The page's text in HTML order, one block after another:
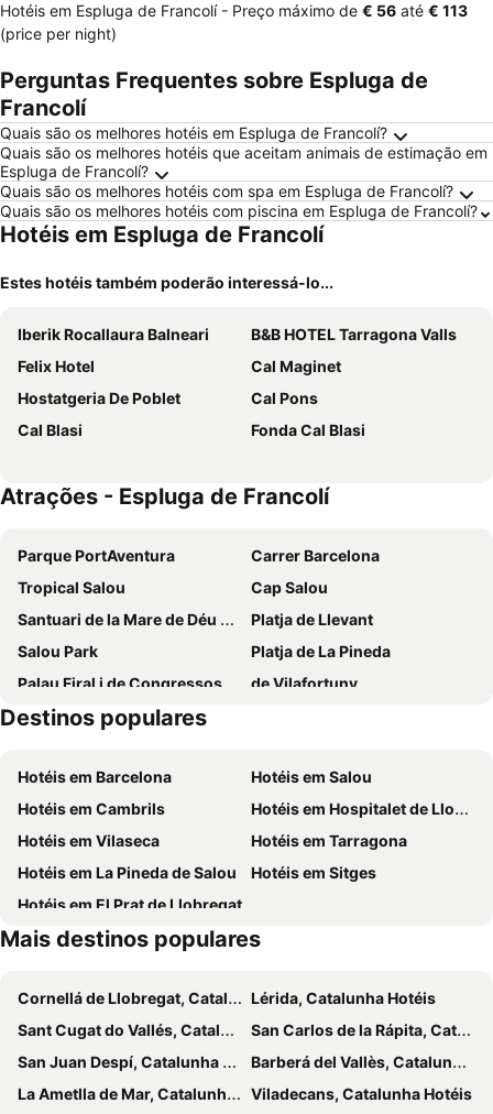
Hotéis em Espluga de Francolí - Preço máximo de ‎€ 56 até ‎€ 113
(price per night)
Perguntas Frequentes sobre Espluga de
Francolí
Quais são os melhores hotéis em Espluga de Francolí?
Quais são os melhores hotéis que aceitam animais de estimação em
Espluga de Francolí?
Quais são os melhores hotéis com spa em Espluga de Francolí?
Quais são os melhores hotéis com piscina em Espluga de Francolí?
Hotéis em Espluga de Francolí
Estes hotéis também poderão interessá-lo...
Iberik Rocallaura Balneari
B&B HOTEL Tarragona Valls
Felix Hotel
Cal Maginet
Hostatgeria De Poblet
Cal Pons
Cal Blasi
Fonda Cal Blasi
Atrações - Espluga de Francolí
Parque PortAventura
Carrer Barcelona
Tropical Salou
Cap Salou
Santuari de la Mare de Déu de Loreto
Platja de Llevant
Salou Park
Platja de La Pineda
Palau Firal i de Congressos
de Vilafortuny
Costa Daurada
Ponent
Cala Font
Carrer Major
Tamarit
Zona Estival
Segur de Calafell
Festa Comarcal de l'Oli de la DOP Siurana
Monestir de Poblet
Setmana Medieval de la llegenda de Sant Jordi
Gran Festa de la Calçotada
Castell de Siurana
La Mano como Herramienta
Carnaval de Salou
La Rambla Nova
Paseo Jaume I
La Calle Mayor
Anfiteatro Romano
Destinos populares
Hotéis em Barcelona
Hotéis em Salou
Hotéis em Cambrils
Hotéis em Hospitalet de Llobregat
Hotéis em Vilaseca
Hotéis em Tarragona
Hotéis em La Pineda de Salou
Hotéis em Sitges
Hotéis em El Prat de Llobregat
Mais destinos populares
Cornellá de Llobregat, Catalunha Hotéis
Lérida, Catalunha Hotéis
Sant Cugat do Vallés, Catalunha Hotéis
San Carlos de la Rápita, Catalunha Hotéis
San Juan Despí, Catalunha Hotéis
Barberá del Vallès, Catalunha Hotéis
La Ametlla de Mar, Catalunha Hotéis
Viladecans, Catalunha Hotéis